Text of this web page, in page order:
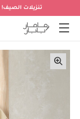
تنزيلات الصيف!